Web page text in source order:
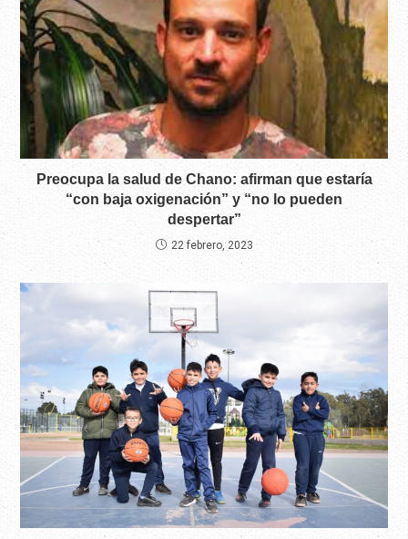
Preocupa la salud de Chano: afirman que estaría
“con baja oxigenación” y “no lo pueden
despertar”
22 febrero, 2023